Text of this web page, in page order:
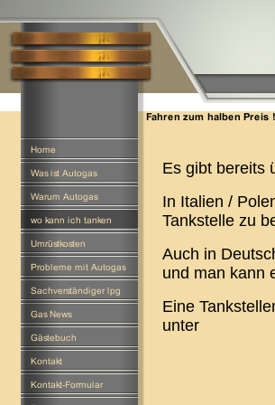
Es gibt bereits
In Italien /
Tankstelle zu
Auch in
und man kann
Eine
unter